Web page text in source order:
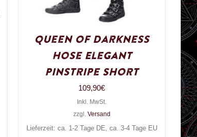
Queen of Darkness
Hose Elegant
Pinstripe Short
109,90€
Inkl. MwSt.
zzgl. Versand
Lieferzeit: ca. 1-2 Tage DE, ca. 3-4 Tage EU